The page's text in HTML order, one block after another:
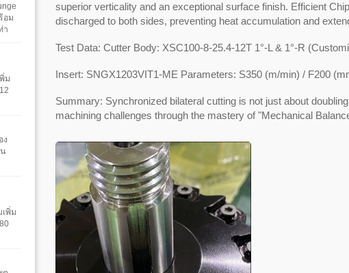
อม
า
ม
ง
พิ่ม
superior verticality and an exceptional surface finish. Efficient
discharged to both sides, preventing heat accumulation and
Test Data: Cutter Body: XSC100-8-25.4-12T 1°-L & 1°-R
Insert: SNGX1203VIT1-ME Parameters: S350 (m/min) / F200
Summary: Synchronized bilateral cutting is not just about
machining challenges through the mastery of "Mechanical